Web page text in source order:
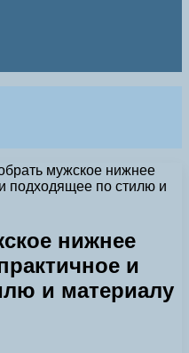
мужское нижнее
подходящее по стилю и
нижнее
и
и материалу